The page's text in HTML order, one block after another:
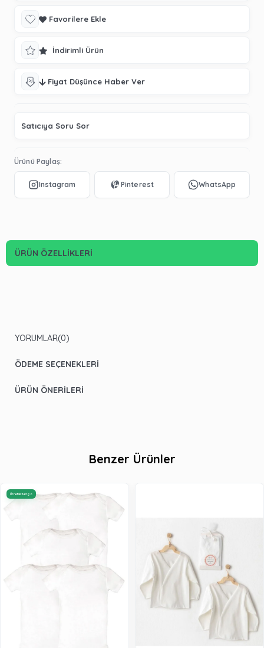
Favorilere Ekle
İndirimli Ürün
Fiyat Düşünce Haber Ver
Satıcıya Soru Sor
Ürünü Paylaş:
ÜRÜN ÖZELLIKLERI
YORUMLAR(0)
ÖDEME SEÇENEKLERI
ÜRÜN ÖNERILERI
Benzer Ürünler
Ücretsiz Kargo